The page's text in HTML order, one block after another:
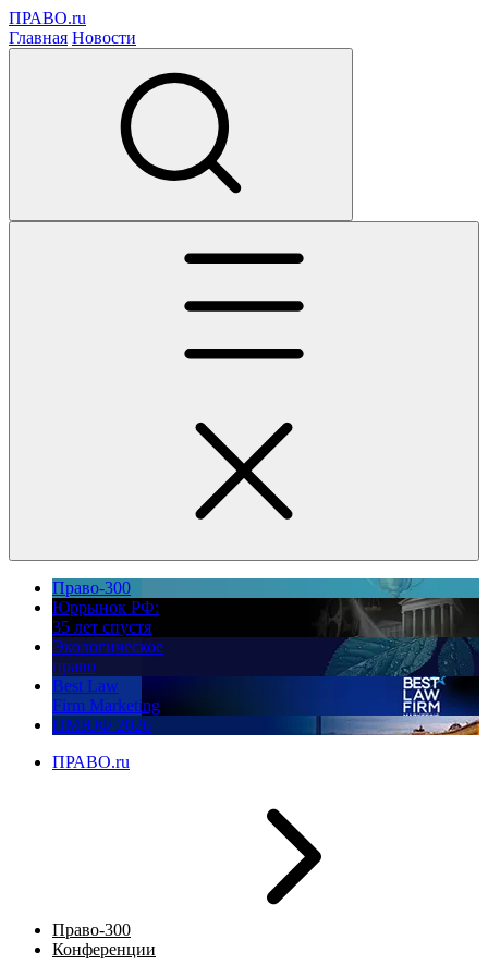
ПРАВО.ru
Главная Новости
Право-300
Юррынок РФ:
35 лет спустя
Экологическое
право
Best Law
Firm Marketing
ПМЮФ 2026
ПРАВО.ru
Право-300
Конференции